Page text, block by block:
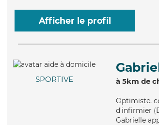
Afficher le profil
SPORTIVE à 5km de
Optimiste,
d'infirmier
Gabrielle